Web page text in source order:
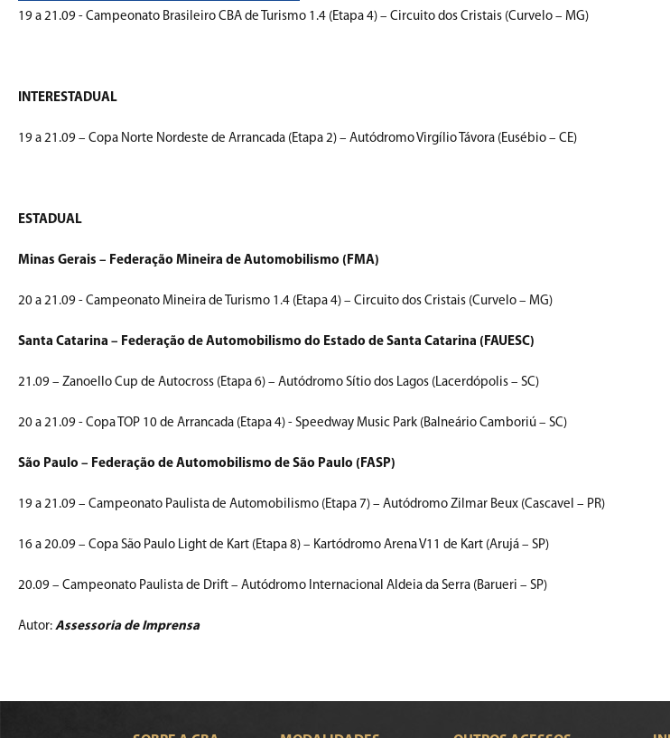
19 a 21.09 - Campeonato Brasileiro CBA de Turismo 1.4 (Etapa 4) – Circuito dos Cristais (Curvelo – MG)
INTERESTADUAL
19 a 21.09 – Copa Norte Nordeste de Arrancada (Etapa 2) – Autódromo Virgílio Távora (Eusébio – CE)
ESTADUAL
Minas Gerais – Federação Mineira de Automobilismo (FMA)
20 a 21.09 - Campeonato Mineira de Turismo 1.4 (Etapa 4) – Circuito dos Cristais (Curvelo – MG)
Santa Catarina – Federação de Automobilismo do Estado de Santa Catarina (FAUESC)
21.09 – Zanoello Cup de Autocross (Etapa 6) – Autódromo Sítio dos Lagos (Lacerdópolis – SC)
20 a 21.09 - Copa TOP 10 de Arrancada (Etapa 4) - Speedway Music Park (Balneário Camboriú – SC)
São Paulo – Federação de Automobilismo de São Paulo (FASP)
19 a 21.09 – Campeonato Paulista de Automobilismo (Etapa 7) – Autódromo Zilmar Beux (Cascavel – PR)
16 a 20.09 – Copa São Paulo Light de Kart (Etapa 8) – Kartódromo Arena V11 de Kart (Arujá – SP)
20.09 – Campeonato Paulista de Drift – Autódromo Internacional Aldeia da Serra (Barueri – SP)
Autor: Assessoria de Imprensa